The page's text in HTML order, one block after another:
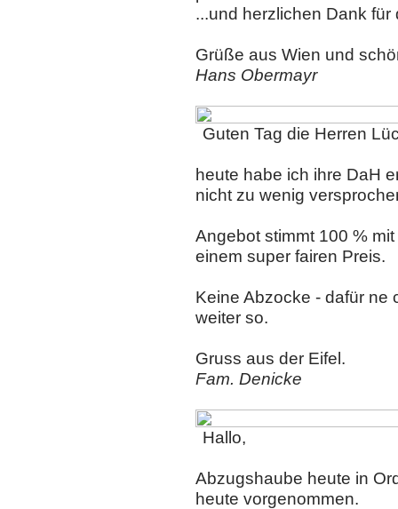
...und herzlichen Dank
Grüße aus Wien und
Hans Obermayr
Guten Tag die Herren
heute habe ich ihre DaH
nicht zu wenig
Angebot stimmt 100 %
einem super fairen Preis.
Keine Abzocke - dafür ne
weiter so.
Gruss aus der Eifel.
Fam. Denicke
Hallo,
Abzugshaube heute in
heute vorgenommen.